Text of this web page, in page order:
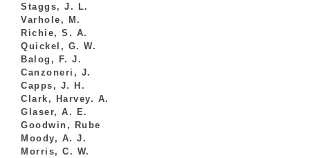
Staggs, J. L.
Varhole, M.
Richie, S. A.
Quickel, G. W.
Balog, F. J.
Canzoneri, J.
Capps, J. H.
Clark, Harvey. A.
Glaser, A. E.
Goodwin, Rube
Moody, A. J.
Morris, C. W.